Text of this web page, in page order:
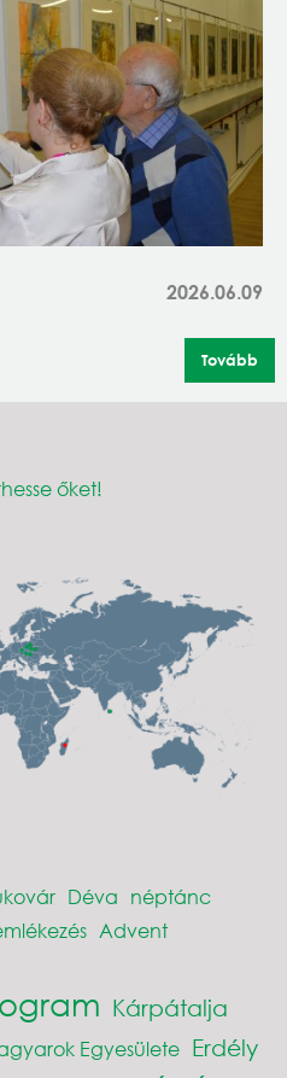
2026.06.09
Tovább
őket!
Déva néptánc
Advent
Kárpátalja
Egyesülete Erdély